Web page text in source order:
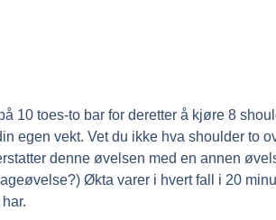
10 toes-to bar for deretter å kjøre 8
egen vekt. Vet du ikke hva shoulder to
denne øvelsen med en annen
Økta varer i hvert fall i 20